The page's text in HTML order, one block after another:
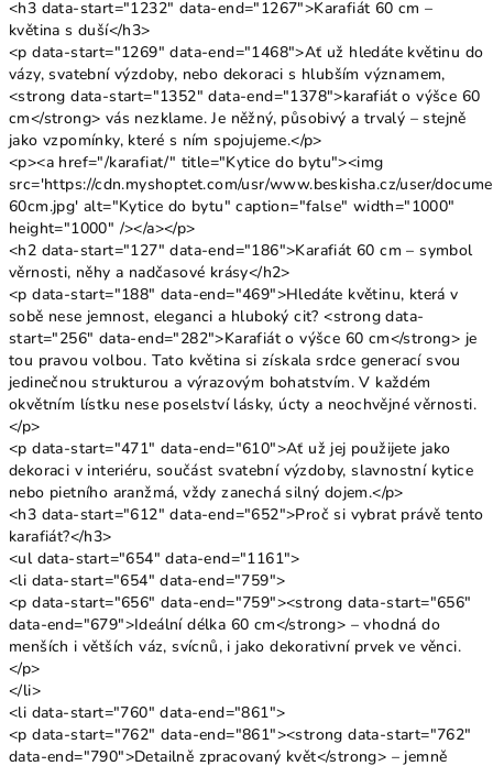
<h3 data-start="1232" data-end="1267">Karafiát 60 cm –
květina s duší</h3>
<p data-start="1269" data-end="1468">Ať už hledáte květinu do
vázy, svatební výzdoby, nebo dekoraci s hlubším významem,
<strong data-start="1352" data-end="1378">karafiát o výšce 60
cm</strong> vás nezklame. Je něžný, působivý a trvalý – stejně
jako vzpomínky, které s ním spojujeme.</p>
<p><a href="/karafiat/" title="Kytice do bytu"><img
src='https://cdn.myshoptet.com/usr/www.beskisha.cz/user/
60cm.jpg' alt="Kytice do bytu" caption="false" width="1000"
height="1000" /></a></p>
<h2 data-start="127" data-end="186">Karafiát 60 cm – symbol
věrnosti, něhy a nadčasové krásy</h2>
<p data-start="188" data-end="469">Hledáte květinu, která v
sobě nese jemnost, eleganci a hluboký cit? <strong data-
start="256" data-end="282">Karafiát o výšce 60 cm</strong> je
tou pravou volbou. Tato květina si získala srdce generací svou
jedinečnou strukturou a výrazovým bohatstvím. V každém
okvětním lístku nese poselství lásky, úcty a neochvějné věrnosti.
</p>
<p data-start="471" data-end="610">Ať už jej použijete jako
dekoraci v interiéru, součást svatební výzdoby, slavnostní kytice
nebo pietního aranžmá, vždy zanechá silný dojem.</p>
<h3 data-start="612" data-end="652">Proč si vybrat právě tento
karafiát?</h3>
<ul data-start="654" data-end="1161">
<li data-start="654" data-end="759">
<p data-start="656" data-end="759"><strong data-start="656"
data-end="679">Ideální délka 60 cm</strong> – vhodná do
menších i větších váz, svícnů, i jako dekorativní prvek ve věnci.
</p>
</li>
<li data-start="760" data-end="861">
<p data-start="762" data-end="861"><strong data-start="762"
data-end="790">Detailně zpracovaný květ</strong> – jemně